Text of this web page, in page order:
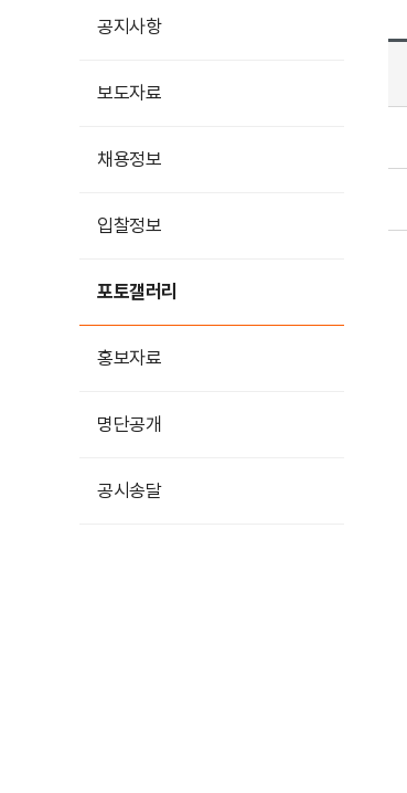
공지사항
보도자료
채용정보
입찰정보
포토갤러리
홍보자료
명단공개
공시송달